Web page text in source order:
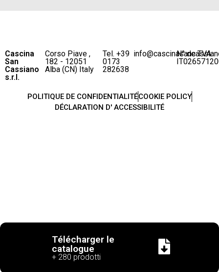
Cascina
San
Cassiano
s.r.l.
Corso Piave ,
182 - 12051
Alba (CN) Italy
Tel. +39
0173
282638
N° de TVA
POLITIQUE DE CONFIDENTIALITÉCOOKIE POLICY
DÉCLARATION D' ACCESSIBILITÉ
Télécharger le
catalogue
+ 280 prodotti